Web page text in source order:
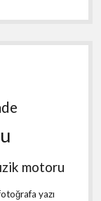
motoru
yazı